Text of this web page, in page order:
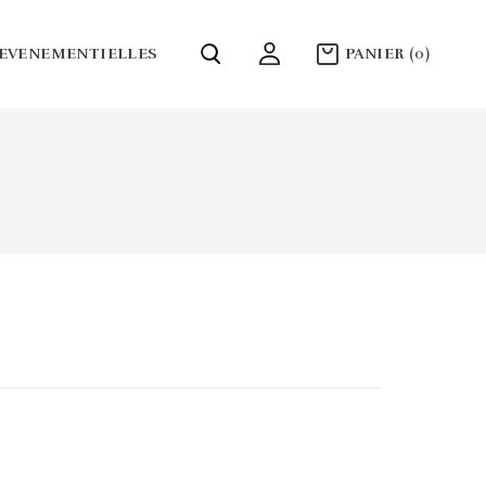
PANIER (0)